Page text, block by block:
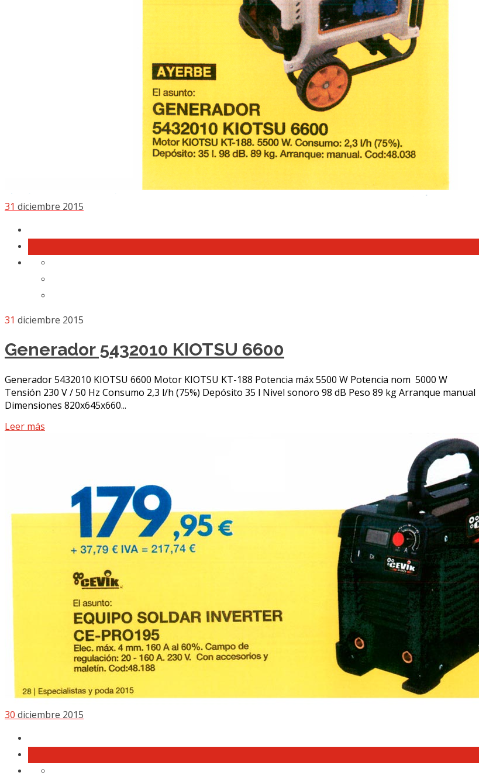
31 diciembre 2015
31 diciembre 2015
Generador 5432010 KIOTSU 6600
Generador 5432010 KIOTSU 6600 Motor KIOTSU KT-188 Potencia máx 5500 W Potencia nom 5000 W
Tensión 230 V / 50 Hz Consumo 2,3 l/h (75%) Depósito 35 l Nivel sonoro 98 dB Peso 89 kg Arranque manual
Dimensiones 820x645x660...
Leer más
30 diciembre 2015